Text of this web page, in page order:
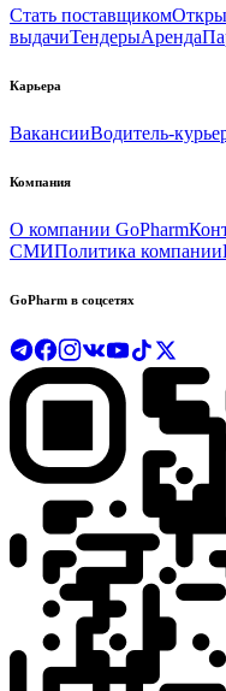
Стать поставщиком
выдачиТендерыАренда
Карьера
ВакансииВодитель-
Компания
О компании GoPharm
СМИПолитика компании
GoPharm в соцсетях